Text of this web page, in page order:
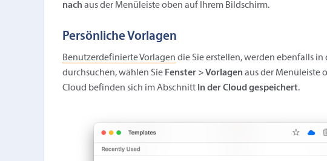
nach aus der Menüleiste oben auf Ihrem Bildschirm.
Persönliche Vorlagen
Benutzerdefinierte Vorlagen die Sie erstellen, werden ebenfalls in
durchsuchen, wählen Sie Fenster > Vorlagen aus der Menüleiste
Cloud befinden sich im Abschnitt In der Cloud gespeichert.